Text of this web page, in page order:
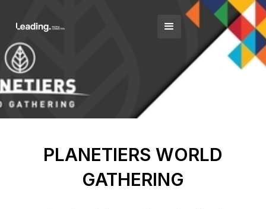
PLANETIERS WORLD
GATHERING